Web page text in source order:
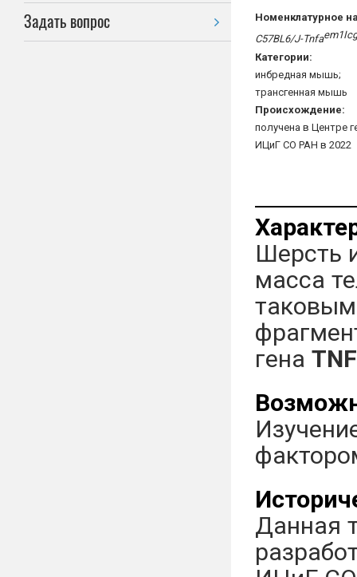
Задать вопрос
Номенклатурное
C57BL6/J-Tnfaem1Icg
Категории:
инбредная мышь;
трансгенная мышь
Происхождение:
получена в Центре
ИЦиГ СО РАН в 2022
Шерсть
масса
гена
Данная